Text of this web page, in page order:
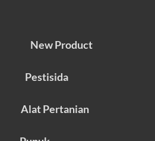
New Product
Pestisida
Alat Pertanian